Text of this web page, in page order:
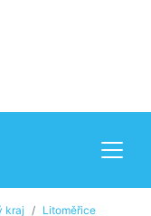
kraj Litoměřice